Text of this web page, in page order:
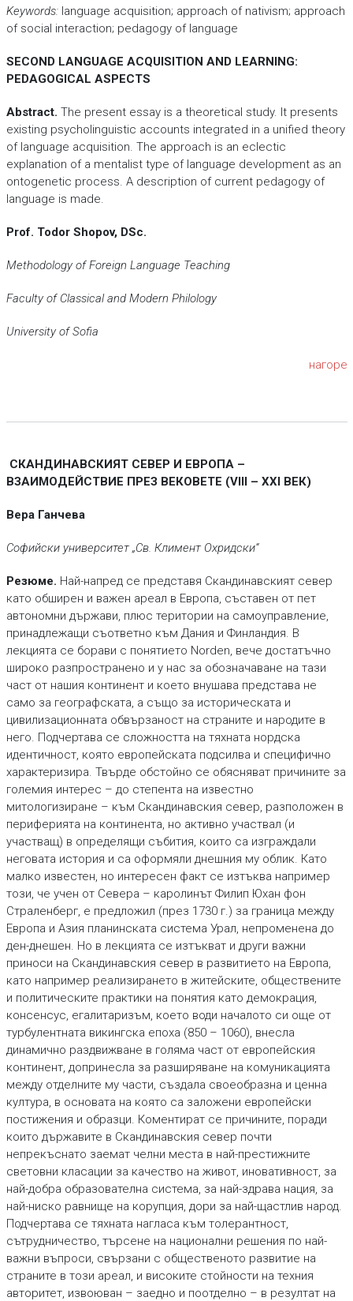
Keywords:language acquisition; approach of nativism; approach
of social interaction; pedagogy of language
SECOND LANGUAGE ACQUISITION AND LEARNING:
PEDAGOGICAL ASPECTS
Abstract. The present essay is a theoretical study. It presents
existing psycholinguistic accounts integrated in a unified theory
of language acquisition. The approach is an eclectic
explanation of a mentalist type of language development as an
ontogenetic process. A description of current pedagogy of
language is made.
Prof. Todor Shopov, DSc.
Methodology of Foreign Language Teaching
Faculty of Classical and Modern Philology
University of Sofia
нагоре
СКАНДИНАВСКИЯТ СЕВЕР И ЕВРОПА –
ВЗАИМОДЕЙСТВИЕ ПРЕЗ ВЕКОВЕТЕ (VIII – XXI ВЕК)
Вера Ганчева
Софийски университет „Св. Климент Охридски“
Резюме. Най-напред се представя Скандинавският север
като обширен и важен ареал в Европа, съставен от пет
автономни държави, плюс територии на самоуправление,
принадлежащи съответно към Дания и Финландия. В
лекцията се борави с понятието Norden, вече достатъчно
широко разпространено и у нас за обозначаване на тази
част от нашия континент и което внушава представа не
само за географската, а също за историческата и
цивилизационната обвързаност на страните и народите в
него. Подчертава се сложността на тяхната нордска
идентичност, която европейската подсилва и специфично
характеризира. Твърде обстойно се обясняват причините за
големия интерес – до степента на известно
митологизиране – към Скандинавския север, разположен в
периферията на континента, но активно участвал (и
участващ) в определящи събития, които са изграждали
неговата история и са оформяли днешния му облик. Като
малко известен, но интересен факт се изтъква например
този, че учен от Севера – каролинът Филип Юхан фон
Страленберг, е предложил (през 1730 г.) за граница между
Европа и Азия планинската система Урал, непроменена до
ден-днешен. Но в лекцията се изтъкват и други важни
приноси на Скандинавския север в развитието на Европа,
като например реализирането в житейските, обществените
и политическите практики на понятия като демокрация,
консенсус, егалитаризъм, което води началото си още от
турбулентната викингска епоха (850 – 1060), внесла
динамично раздвижване в голяма част от европейския
континент, допринесла за разширяване на комуникацията
между отделните му части, създала своеобразна и ценна
култура, в основата на която са заложени европейски
постижения и образци. Коментират се причините, поради
които държавите в Скандинавския север почти
непрекъснато заемат челни места в най-престижните
световни класации за качество на живот, иновативност, за
най-добра образователна система, за най-здрава нация, за
най-ниско равнище на корупция, дори за най-щастлив народ.
Подчертава се тяхната нагласа към толерантност,
сътрудничество, търсене на национални решения по най-
важни въпроси, свързани с общественото развитие на
страните в този ареал, и високите стойности на техния
авторитет, извоюван – заедно и поотделно – в резултат на